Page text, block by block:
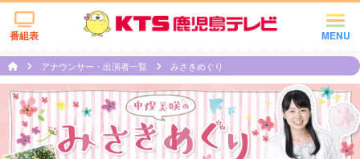
MENU
番組表
アナウンサー・出演者一覧 みさきめぐり